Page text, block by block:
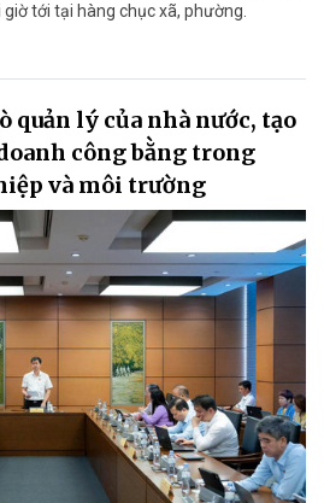
tới tại hàng chục xã, phường.
quản lý của nhà nước, tạo
công bằng trong
và môi trường